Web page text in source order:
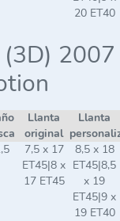
20 ET40
2007
Llanta
original
Llanta
7,5 x 17
ET45|8 x
17 ET45
8,5 x 18
ET45|8,5
x 19
ET45|9 x
19 ET40